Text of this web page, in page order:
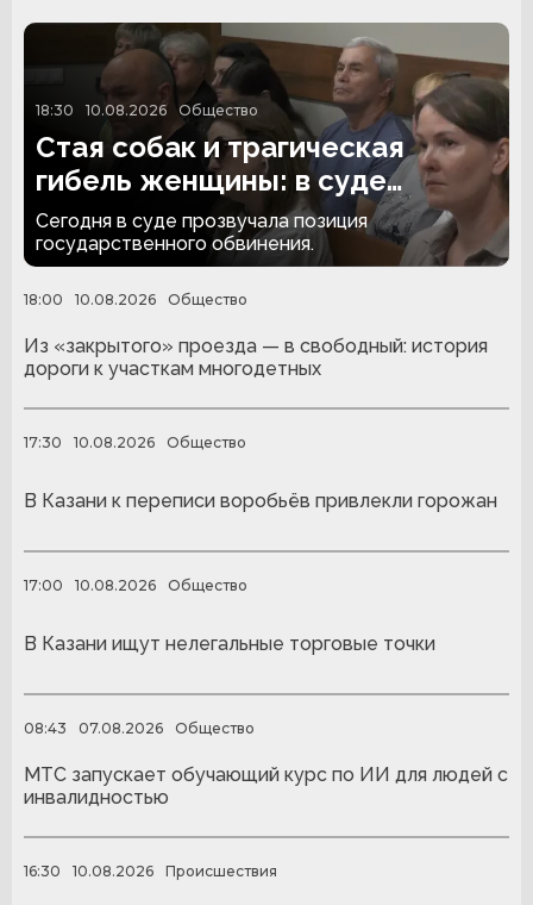
18:30 10.08.2026 Общество
Стая собак и трагическая
гибель женщины: в суде
прозвучал запрос на наказание
Сегодня в суде прозвучала позиция
государственного обвинения.
18:00 10.08.2026 Общество
Из «закрытого» проезда — в свободный: история
дороги к участкам многодетных
17:30 10.08.2026 Общество
В Казани к переписи воробьёв привлекли горожан
17:00 10.08.2026 Общество
В Казани ищут нелегальные торговые точки
08:43 07.08.2026 Общество
МТС запускает обучающий курс по ИИ для людей с
инвалидностью
16:30 10.08.2026 Происшествия